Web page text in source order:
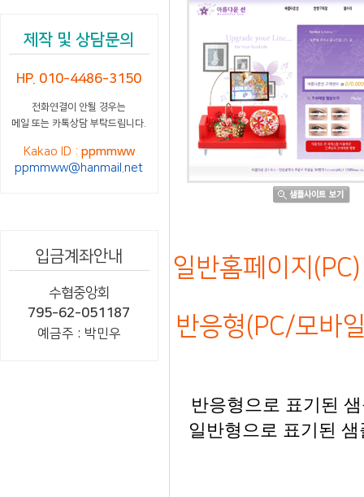
제작 및 상담문의
HP. 010-4486-3150
전화연결이 안될 경우는
메일 또는 카톡상담 부탁드립니다.
Kakao ID : ppmmww
ppmmww@hanmail.net
입금계좌안내
수협중앙회
795-62-051187
예금주 : 박민우
일반홈페이지
반응형(PC/모바
반응형으로 표기된
일반형으로 표기된